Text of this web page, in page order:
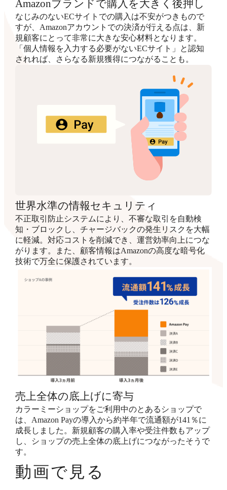
Amazonブランドで購入を大きく後押し
なじみのないECサイトでの購入は不安がつきもので
すが、Amazonアカウントでの決済が行える点は、新
規顧客にとって非常に大きな安心材料となります。
「個人情報を入力する必要がないECサイト」と認知
されれば、さらなる新規獲得につながることも。
世界水準の情報セキュリティ
不正取引防止システムにより、不審な取引を自動検
知・ブロックし、チャージバックの発生リスクを大幅
に軽減。対応コストを削減でき、運営効率向上につな
がります。また、顧客情報はAmazonの高度な暗号化
技術で万全に保護されています。
売上全体の底上げに寄与
カラーミーショップをご利用中のとあるショップで
は、Amazon Payの導入から約半年で流通額が141％に
成長しました。新規顧客の購入率や受注件数もアップ
し、ショップの売上全体の底上げにつながったそうで
す。
動画で見る